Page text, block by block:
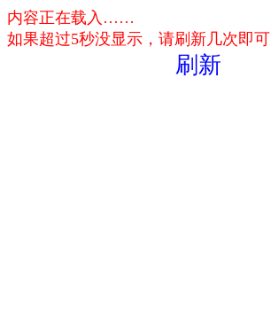
内容正在载入……
如果超过5秒没显示，请刷新几次即可
刷新